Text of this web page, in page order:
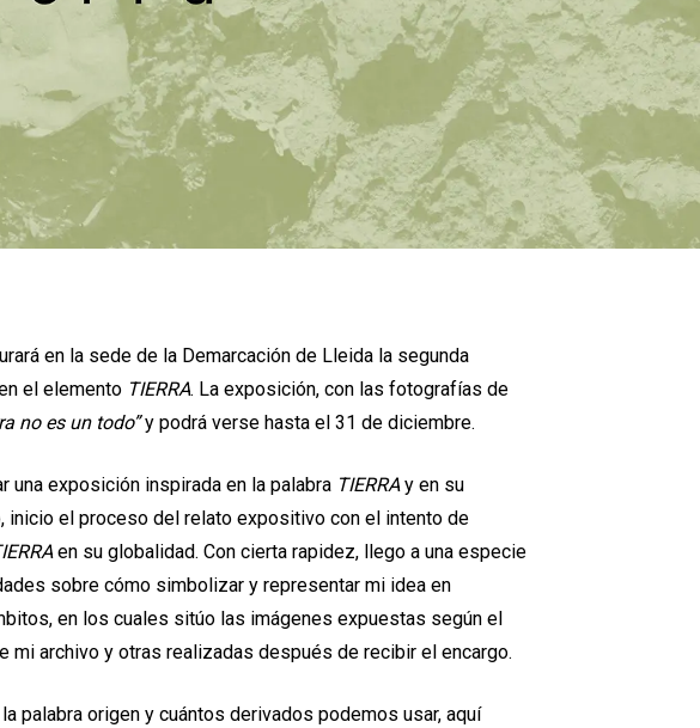
en la sede de la Demarcación de Lleida la segunda
el elemento TIERRA. La exposición, con las fotografías de
no es un todo”y podrá verse hasta el 31 de diciembre.
una exposición inspirada en la palabra TIERRAy en su
inicio el proceso del relato expositivo con el intento de
en su globalidad. Con cierta rapidez, llego a una especie
sobre cómo simbolizar y representar mi idea en
en los cuales sitúo las imágenes expuestas según el
mi archivo y otras realizadas después de recibir el encargo.
palabra origen y cuántos derivados podemos usar, aquí